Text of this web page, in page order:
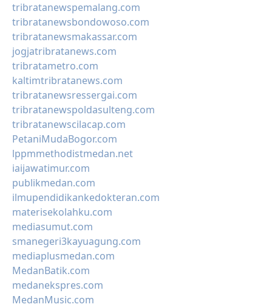
tribratanewspemalang.com
tribratanewsbondowoso.com
tribratanewsmakassar.com
jogjatribratanews.com
tribratametro.com
kaltimtribratanews.com
tribratanewsressergai.com
tribratanewspoldasulteng.com
tribratanewscilacap.com
PetaniMudaBogor.com
lppmmethodistmedan.net
iaijawatimur.com
publikmedan.com
ilmupendidikankedokteran.com
materisekolahku.com
mediasumut.com
smanegeri3kayuagung.com
mediaplusmedan.com
MedanBatik.com
medanekspres.com
MedanMusic.com